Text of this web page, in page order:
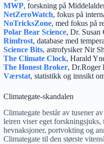
MWP, forskning på
NetZeroWatch, fokus på
NoTricksZone, med fokus på
Polar Bear Science, Dr. Susan
Rimfrost, database med
Science Bits, astrofysiker Nir
The Climate Clock, Harald
The Honest Broker, Dr.Roger
Værstat, statistikk og innsikt
Climategate-skandalen
Climategate består av tusener
leiren viser eget forskningsjuks,
hevnaksjoner, portvokting og
Climategate til den største